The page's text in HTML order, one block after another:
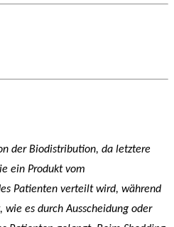
der Biodistribution, da letztere
ein Produkt vom
Patienten verteilt wird, während
wie es durch Ausscheidung oder